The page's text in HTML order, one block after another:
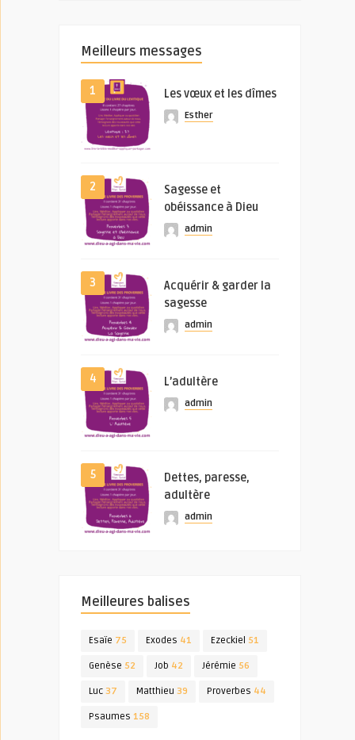
Meilleurs messages
1 Les vœux et les dîmes
Esther
2
Sagesse et
obéissance à Dieu
admin
3
Acquérir & garder la
sagesse
admin
4 L’adultère
admin
5
Dettes, paresse,
adultère
admin
Meilleures balises
Esaïe 75 Exodes 41 Ezeckiel 51
Genèse 52 Job 42 Jérémie 56
Luc 37 Matthieu 39 Proverbes 44
Psaumes 158